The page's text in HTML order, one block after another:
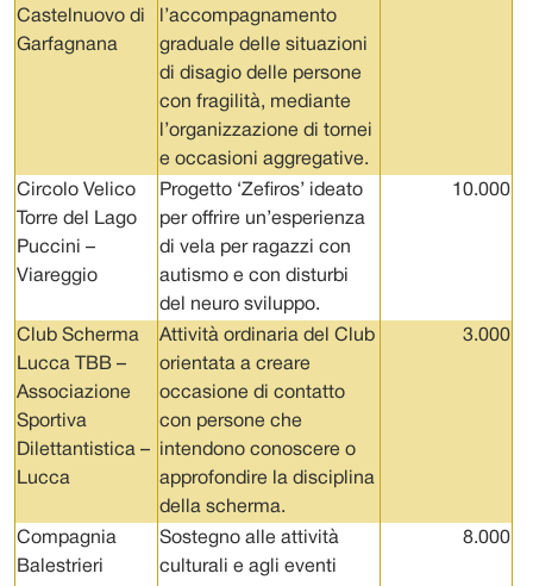
Castelnuovo di
Garfagnana
l’accompagnamento
graduale delle situazioni
di disagio delle persone
con fragilità, mediante
l’organizzazione di tornei
e occasioni aggregative.
Circolo Velico
Torre del Lago
Puccini –
Viareggio
Progetto ‘Zefiros’ ideato
per offrire un’esperienza
di vela per ragazzi con
autismo e con disturbi
del neuro sviluppo.
10.000
Club Scherma
Lucca TBB –
Associazione
Sportiva
Dilettantistica –
Lucca
Attività ordinaria del Club
orientata a creare
occasione di contatto
con persone che
intendono conoscere o
approfondire la disciplina
della scherma.
3.000
Compagnia
Balestrieri
Sostegno alle attività
culturali e agli eventi
8.000